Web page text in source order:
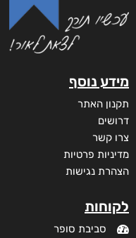
מידע נוסף
תקנון האתר
דרושים
צרו קשר
מדיניות פרטיות
הצהרת נגישות
לקוחות
סביבת סופר